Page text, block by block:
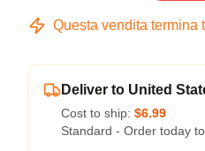
Questa vendita termina
Deliver to United
Cost to ship: $6.99
Standard - Order today